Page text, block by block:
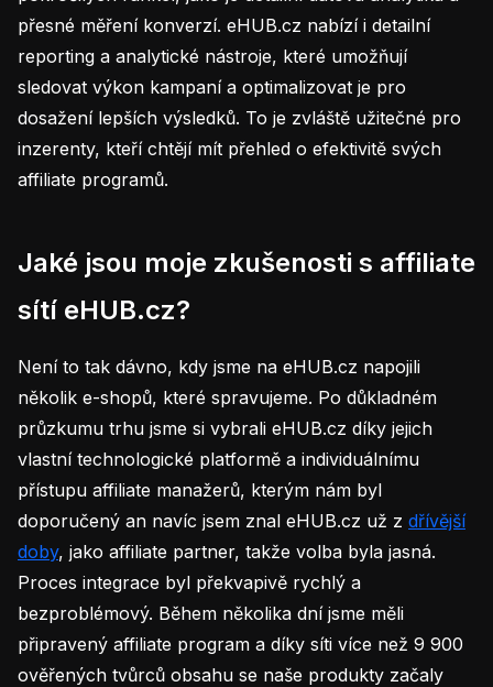
přesné měření konverzí. eHUB.cz nabízí i detailní
reporting a analytické nástroje, které umožňují
sledovat výkon kampaní a optimalizovat je pro
dosažení lepších výsledků. To je zvláště užitečné pro
inzerenty, kteří chtějí mít přehled o efektivitě svých
affiliate programů.
Jaké jsou moje zkušenosti s affiliate
sítí eHUB.cz?
Není to tak dávno, kdy jsme na eHUB.cz napojili
několik e-shopů, které spravujeme. Po důkladném
průzkumu trhu jsme si vybrali eHUB.cz díky jejich
vlastní technologické platformě a individuálnímu
přístupu affiliate manažerů, kterým nám byl
doporučený an navíc jsem znal eHUB.cz už z dřívější
doby, jako affiliate partner, takže volba byla jasná.
Proces integrace byl překvapivě rychlý a
bezproblémový. Během několika dní jsme měli
připravený affiliate program a díky síti více než 9 900
ověřených tvůrců obsahu se naše produkty začaly